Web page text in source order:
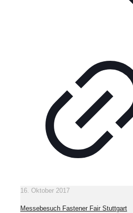
16. Oktober 2017
Messebesuch Fastener Fair Stuttgart